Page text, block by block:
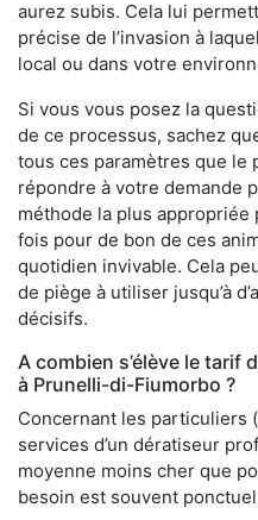
aurez subis. Cela lui
précise de l’invasion à
local ou dans votre
Si vous vous posez la
de ce processus, sachez
tous ces paramètres que le
répondre à votre demande
méthode la plus
fois pour de bon de ces
quotidien invivable. Cela
de piège à utiliser jusqu’à
décisifs.
A combien s’élève le tarif
à Prunelli-di-Fiumorbo ?
Concernant les particuliers
services d’un dératiseur
moyenne moins cher que
besoin est souvent